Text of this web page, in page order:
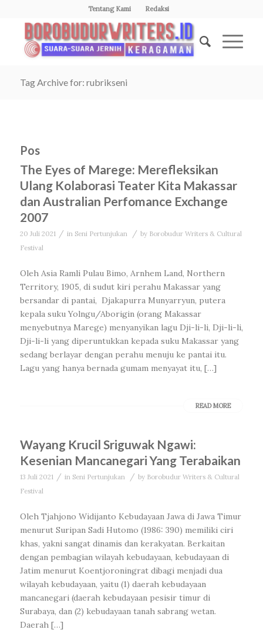
Tentang Kami Redaksi
Tag Archive for: rubrikseni
Pos
The Eyes of Marege: Merefleksikan
Ulang Kolaborasi Teater Kita Makassar
dan Australian Perfomance Exchange
2007
20 Juli 2021 / in Seni Pertunjukan / by Borobudur Writers & Cultural
Festival
Oleh Asia Ramli Pulau Bimo, Arnhem Land, Northern
Territory, 1905, di sudut kiri perahu Makassar yang
bersandar di pantai, Djakapurra Munyarryun, putera
kepala suku Yolngu/Aborigin (orang Makassar
menyebutnya Marege) menyanyikan lagu Dji-li-li, Dji-li-li,
Dji-li-li yang diperuntukkan kepada suku Makassar yang
sedang berlayar dengan perahu menuju ke pantai itu.
Lagu yang hanya bernada gumam menyayat itu, […]
READ MORE
Wayang Krucil Sriguwak Ngawi:
Kesenian Mancanegari Yang Terabaikan
13 Juli 2021 / in Seni Pertunjukan / by Borobudur Writers & Cultural
Festival
Oleh Tjahjono Widijanto Kebudayaan Jawa di Jawa Timur
menurut Suripan Sadi Hutomo (1986: 390) memiliki ciri
khas, yakni sangat dinamis dan kerakyatan. Berkaitan
dengan pembagian wilayah kebudayaan, kebudayaan di
Jatim menurut Koentjoroningrat dibagi menjadi dua
wilayah kebudayaan, yaitu (1) daerah kebudayaan
mancanegari (daerah kebudayaan pesisir timur di
Surabaya, dan (2) kebudayaan tanah sabrang wetan.
Daerah […]